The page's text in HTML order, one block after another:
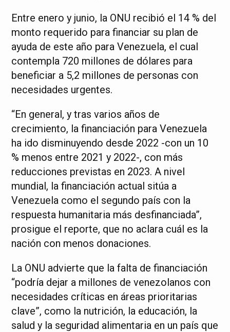
Entre enero y junio, la ONU recibió el 14 % del
monto requerido para financiar su plan de
ayuda de este año para Venezuela, el cual
contempla 720 millones de dólares para
beneficiar a 5,2 millones de personas con
necesidades urgentes.
“En general, y tras varios años de
crecimiento, la financiación para Venezuela
ha ido disminuyendo desde 2022 -con un 10
% menos entre 2021 y 2022-, con más
reducciones previstas en 2023. A nivel
mundial, la financiación actual sitúa a
Venezuela como el segundo país con la
respuesta humanitaria más desfinanciada”,
prosigue el reporte, que no aclara cuál es la
nación con menos donaciones.
La ONU advierte que la falta de financiación
“podría dejar a millones de venezolanos con
necesidades críticas en áreas prioritarias
clave”, como la nutrición, la educación, la
salud y la seguridad alimentaria en un país que